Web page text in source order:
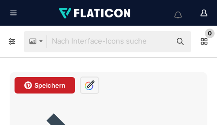
0
Speichern